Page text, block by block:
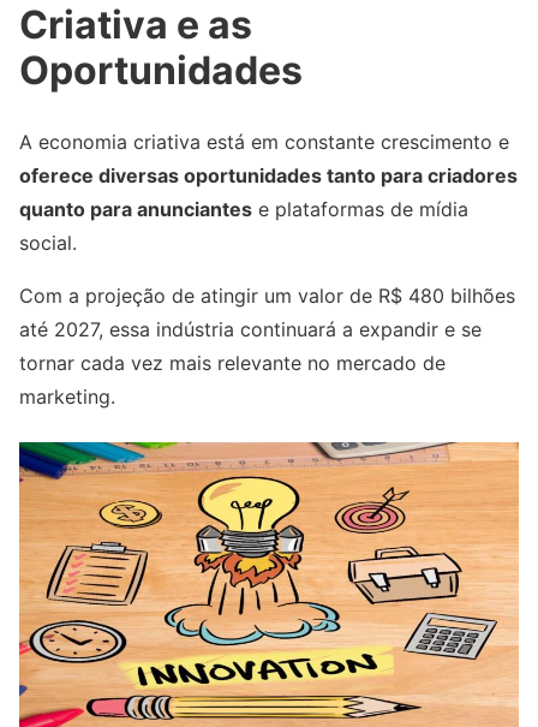
Criativa e as
Oportunidades
A economia criativa está em constante crescimento e
oferece diversas oportunidades tanto para criadores
quanto para anunciantes e plataformas de mídia
social.
Com a projeção de atingir um valor de R$ 480 bilhões
até 2027, essa indústria continuará a expandir e se
tornar cada vez mais relevante no mercado de
marketing.